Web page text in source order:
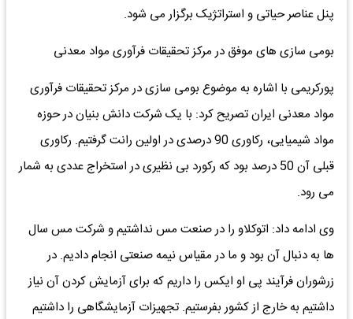
پنل عناصر حیاتی و استراتژیک برگزار می شود.
بومی سازی های موفق در مرکز تحقیقات فرآوری مواد معدنی
پورکریمی با اشاره به موضوع بومی سازی در مرکز تحقیقات فرآوری
مواد معدنی ایران تصریح کرد: با یک شرکت دانش بنیان در حوزه
مواد شیمیایی، رکاوری 90 درصدی در اولین رانت گرفتیم. رکاوری
قبلی آن 50 درصد بود که رکورد بی نظیری در استخراج عددی به شمار
می رود.
وی ادامه داد: اتوکلاو را در صنعت مس نداشتیم و شرکت مس سال
ها به دنبال آن بود و ما در مقیاس نیمه صنعتی انجام دادیم. در
زرشوران فرآیند پی او ایکس را داریم که برای آزمایش کردن آن نیاز
داشتیم به خارج از کشور بفرستیم. تجهیزات آزمایشگاهی را داشتیم